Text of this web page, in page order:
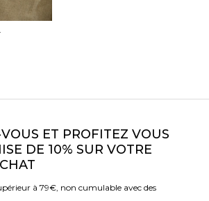
ET PROFITEZ VOUS
DE 10% SUR VOTRE
à 79€, non cumulable avec des